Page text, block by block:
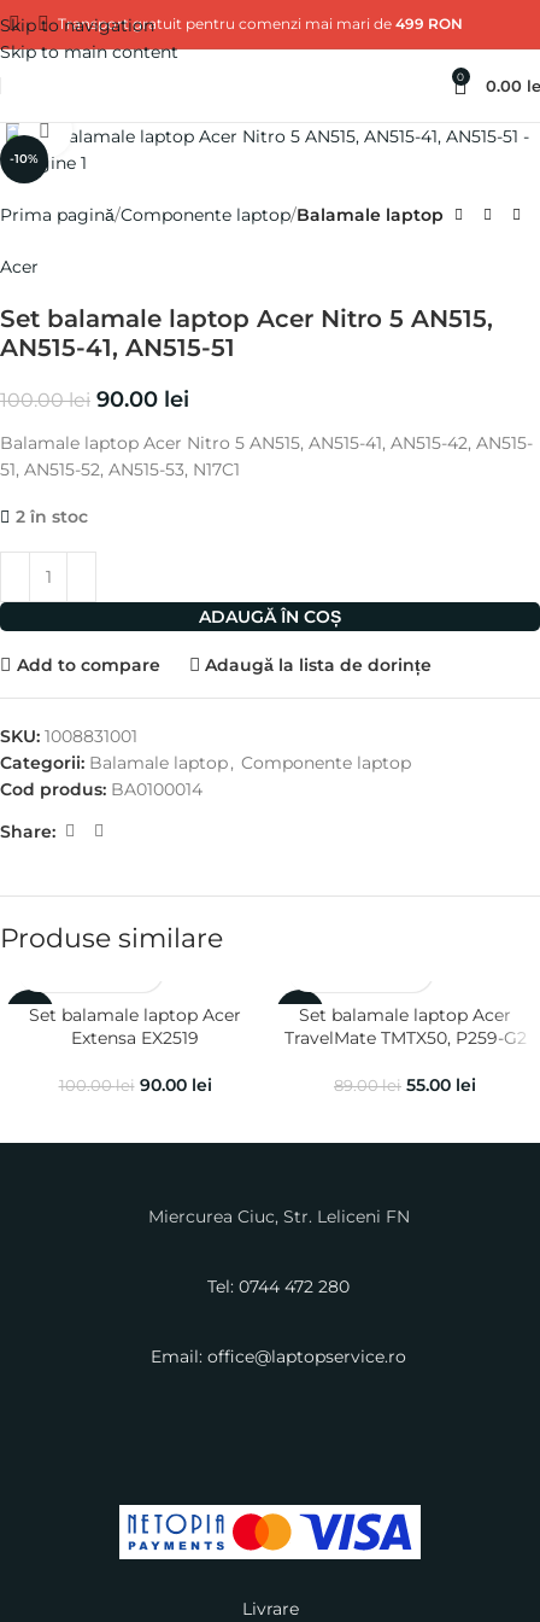
Skip to navigation
Skip to main content
Transport gratuit pentru comenzi mai mari de 499 RON
0 0.00
-10%
Click pentru a mări
Prima pagină Componente laptop Balamale laptop
Acer
Set balamale laptop Acer Nitro 5 AN515,
AN515-41, AN515-51
100.00lei 90.00 lei
Balamale laptop Acer Nitro 5 AN515, AN515-41, AN515-42, AN515-
51, AN515-52, AN515-53, N17C1
2 în stoc
ADAUGĂ ÎN COȘ
Add to compare Adaugă la lista de dorințe
SKU: 1008831001
Categorii: Balamale laptop, Componente laptop
Cod produs: BA0100014
Share:
Produse similare
-10%
Set balamale laptop Acer
Extensa EX2519
100.00lei 90.00 lei
-38%
Set balamale laptop Acer
TravelMate TMTX50, P259-G2
89.00lei 55.00 lei
Miercurea Ciuc, Str. Leliceni FN
Tel: 0744 472 280
Email: office@laptopservice.ro
Livrare